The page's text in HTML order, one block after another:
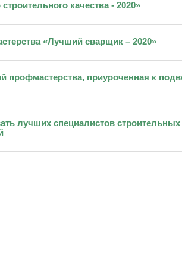
качества - 2020»
«Лучший сварщик – 2020»
профмастерства, приуроченная к
лучших специалистов строительных